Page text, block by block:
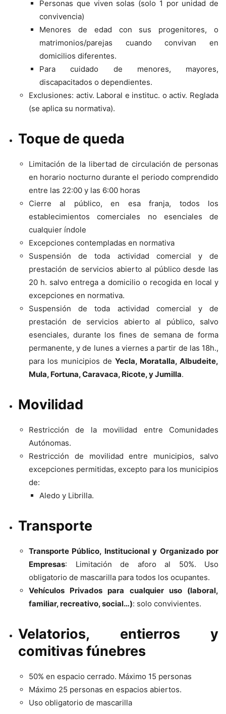
Personas que viven solas (solo 1 por unidad de
convivencia)
Menores de edad con sus progenitores, o
matrimonios/parejas cuando convivan en
domicilios diferentes.
Para cuidado de menores, mayores,
discapacitados o dependientes.
Exclusiones: activ. Laboral e instituc. o activ. Reglada
(se aplica su normativa).
Toque de queda
Limitación de la libertad de circulación de personas
en horario nocturno durante el periodo comprendido
entre las 22:00 y las 6:00 horas
Cierre al público, en esa franja, todos los
establecimientos comerciales no esenciales de
cualquier índole
Excepciones contempladas en normativa
Suspensión de toda actividad comercial y de
prestación de servicios abierto al público desde las
20 h. salvo entrega a domicilio o recogida en local y
excepciones en normativa.
Suspensión de toda actividad comercial y de
prestación de servicios abierto al público, salvo
esenciales, durante los fines de semana de forma
permanente, y de lunes a viernes a partir de las 18h.,
para los municipios de Yecla, Moratalla, Albudeite,
Mula, Fortuna, Caravaca, Ricote, y Jumilla.
Movilidad
Restricción de la movilidad entre Comunidades
Autónomas.
Restricción de movilidad entre municipios, salvo
excepciones permitidas, excepto para los municipios
de:
Aledo y Librilla.
Transporte
Transporte Público, Institucional y Organizado por
Empresas: Limitación de aforo al 50%. Uso
obligatorio de mascarilla para todos los ocupantes.
Vehículos Privados para cualquier uso (laboral,
familiar, recreativo, social…): solo convivientes.
Velatorios, entierros y
comitivas fúnebres
50% en espacio cerrado. Máximo 15 personas
Máximo 25 personas en espacios abiertos.
Uso obligatorio de mascarilla